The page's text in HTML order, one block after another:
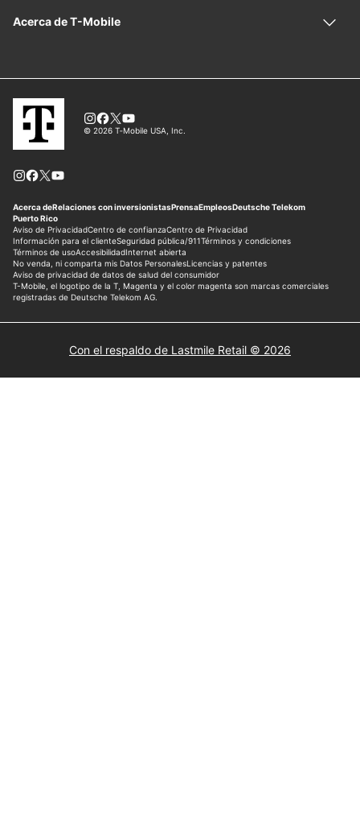
Con el respaldo de Lastmile Retail © 2026